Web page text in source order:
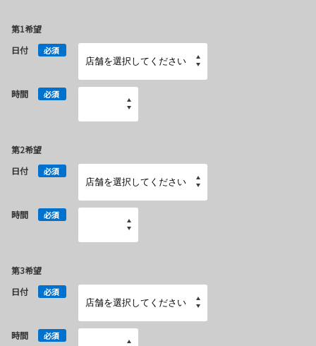
第1希望
日付
必須
時間 必須
第2希望
日付
必須
時間 必須
第3希望
日付
必須
時間 必須